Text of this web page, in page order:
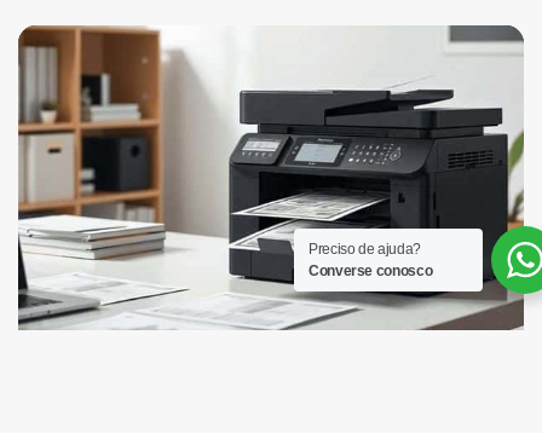
Preciso de ajuda?
Converse conosco